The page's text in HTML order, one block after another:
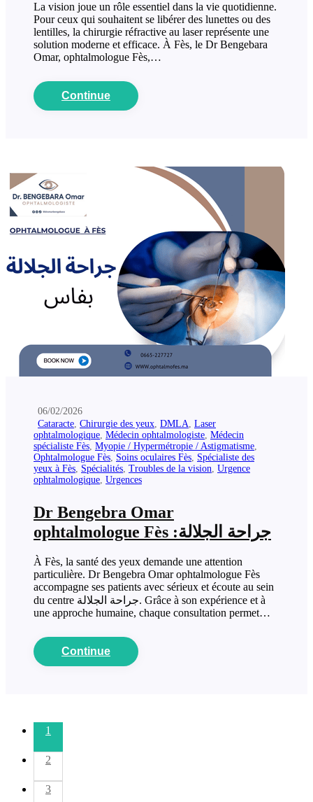
La vision joue un rôle essentiel dans la vie quotidienne.
Pour ceux qui souhaitent se libérer des lunettes ou des
lentilles, la chirurgie réfractive au laser représente une
solution moderne et efficace. À Fès, le Dr Bengebara
Omar, ophtalmologue Fès,…
Continue
06/02/2026
Cataracte, Chirurgie des yeux, DMLA, Laser
ophtalmologique, Médecin ophtalmologiste, Médecin
spécialiste Fès, Myopie / Hypermétropie / Astigmatisme,
Ophtalmologue Fès, Soins oculaires Fès, Spécialiste des
yeux à Fès, Spécialités, Troubles de la vision, Urgence
ophtalmologique, Urgences
Dr Bengebra Omar
ophtalmologue Fès :جراحة الجلالة
À Fès, la santé des yeux demande une attention
particulière. Dr Bengebra Omar ophtalmologue Fès
accompagne ses patients avec sérieux et écoute au sein
du centre جراحة الجلالة. Grâce à son expérience et à
une approche humaine, chaque consultation permet…
Continue
1
2
3